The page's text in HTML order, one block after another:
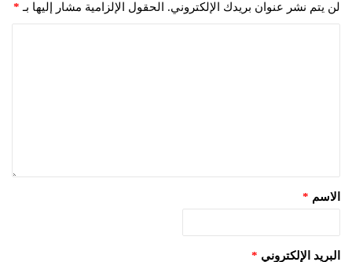
لن يتم نشر عنوان بريدك الإلكتروني. الحقول الإلزامية مشار إليها بـ *
الاسم *
البريد الإلكتروني *